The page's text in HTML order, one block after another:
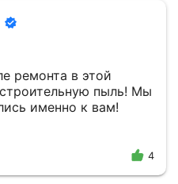
ремонта в этой
пыль! Мы
именно к вам!
4